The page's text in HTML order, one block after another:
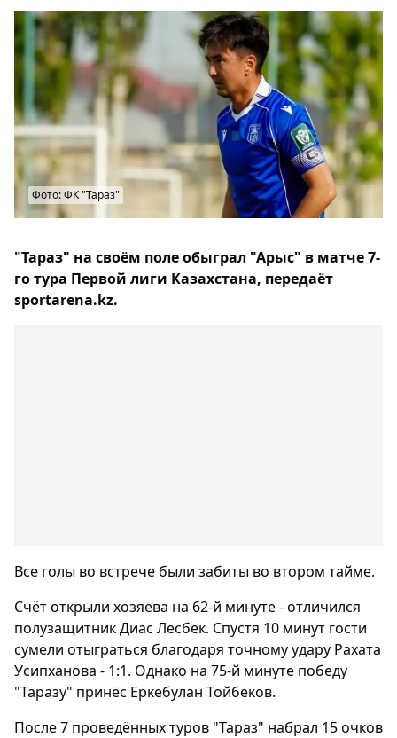
Фото: ФК "Тараз"
"Тараз" на своём поле обыграл "Арыс" в матче 7-
го тура Первой лиги Казахстана, передаёт
sportarena.kz.
Все голы во встрече были забиты во втором тайме.
Счёт открыли хозяева на 62-й минуте - отличился
полузащитник Диас Лесбек. Спустя 10 минут гости
сумели отыграться благодаря точному удару Рахата
Усипханова - 1:1. Однако на 75-й минуте победу
"Таразу" принёс Еркебулан Тойбеков.
После 7 проведённых туров "Тараз" набрал 15 очков